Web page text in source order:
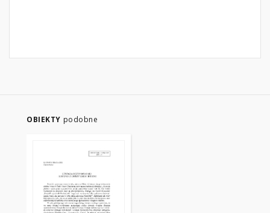
OBIEKTY podobne